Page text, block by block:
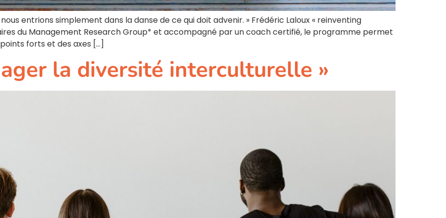
entrions simplement dans la danse de ce qui doit advenir. » Frédéric Laloux « reinventing
du Management Research Group* et accompagné par un coach certifié, le programme permet
forts et des axes […]
la diversité interculturelle »